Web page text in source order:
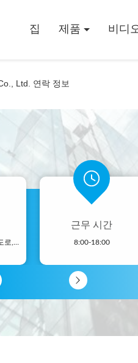
집 제품 비디
Ltd. 연락 정보
- 아니123, 춘천 서부 도로, 난성 개발 구역, 후저우 시, 제주특별자치도, 중국
근무 시간
8:00-18:00